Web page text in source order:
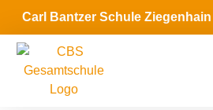
Carl Bantzer Schule Ziegenhain